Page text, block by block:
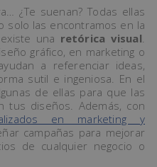
¿Te suenan? Todas ellas
solo las encontramos en la
una retórica visual.
gráfico, en marketing o
a referenciar ideas,
sutil e ingeniosa. En el
de ellas para que las
tus diseños. Además, con
en marketing y
campañas para mejorar
de cualquier negocio o